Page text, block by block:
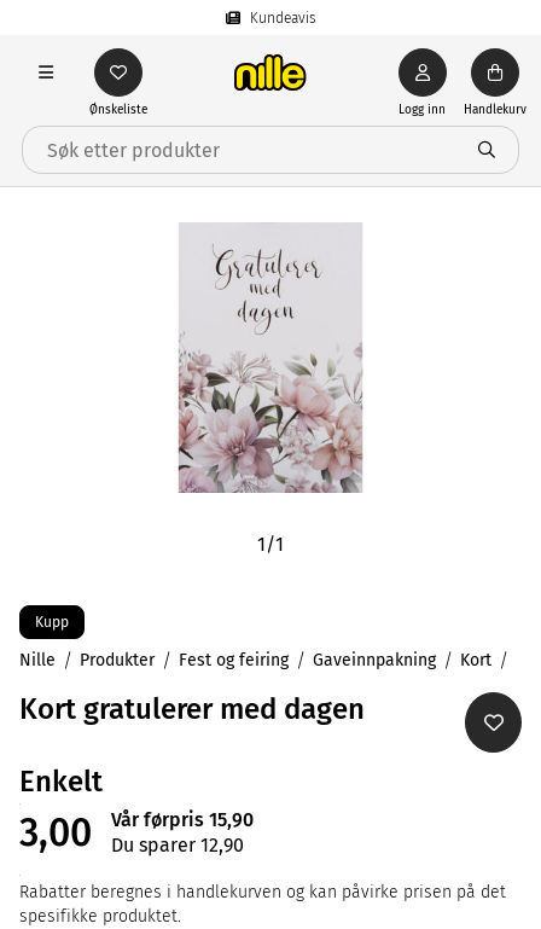
Kundeavis
Ønskeliste Logg inn Handlekurv
1/1
Kupp
Nille Produkter Fest og feiring Gaveinnpakning Kort
Kort gratulerer med dagen
Enkelt
3,00
Vår førpris 15,90
Du sparer 12,90
Rabatter beregnes i handlekurven og kan påvirke prisen på det
spesifikke produktet.